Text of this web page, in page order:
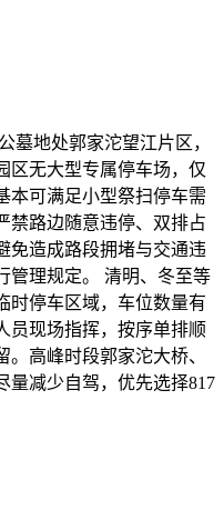
墓地处郭家沱望江片区，
区无大型专属停车场，仅
本可满足小型祭扫停车需
禁路边随意违停、双排占
免造成路段拥堵与交通违
管理规定。 清明、冬至等
时停车区域，车位数量有
员现场指挥，按序单排顺
高峰时段郭家沱大桥、
量减少自驾，优先选择817